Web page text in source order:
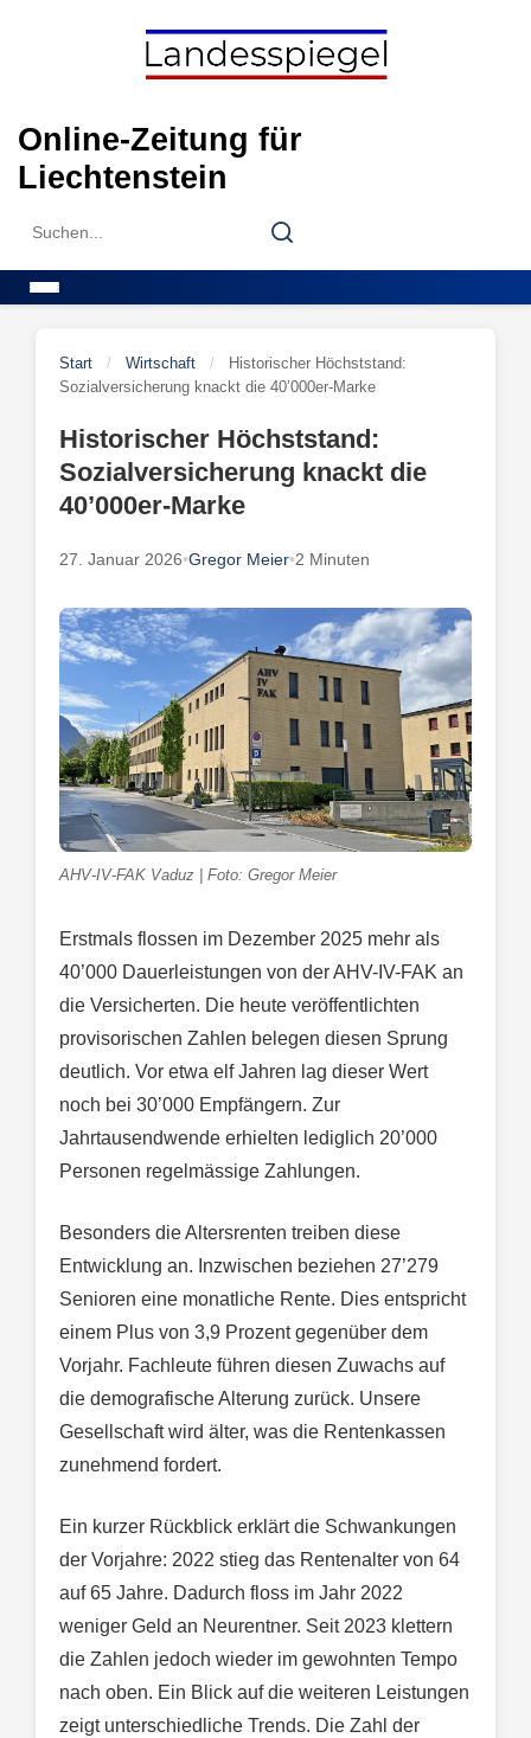
Online-Zeitung für
Liechtenstein
Search
Search
Start / Wirtschaft /
Historischer Höchststand:
Sozialversicherung knackt die 40’000er-Marke
Historischer Höchststand:
Sozialversicherung knackt die
40’000er-Marke
27. Januar 2026•Gregor Meier•2 Minuten
AHV-IV-FAK Vaduz | Foto: Gregor Meier
Erstmals flossen im Dezember 2025 mehr als
40’000 Dauerleistungen von der AHV-IV-FAK an
die Versicherten. Die heute veröffentlichten
provisorischen Zahlen belegen diesen Sprung
deutlich. Vor etwa elf Jahren lag dieser Wert
noch bei 30’000 Empfängern. Zur
Jahrtausendwende erhielten lediglich 20’000
Personen regelmässige Zahlungen.
Besonders die Altersrenten treiben diese
Entwicklung an. Inzwischen beziehen 27’279
Senioren eine monatliche Rente. Dies entspricht
einem Plus von 3,9 Prozent gegenüber dem
Vorjahr. Fachleute führen diesen Zuwachs auf
die demografische Alterung zurück. Unsere
Gesellschaft wird älter, was die Rentenkassen
zunehmend fordert.
Ein kurzer Rückblick erklärt die Schwankungen
der Vorjahre: 2022 stieg das Rentenalter von 64
auf 65 Jahre. Dadurch floss im Jahr 2022
weniger Geld an Neurentner. Seit 2023 klettern
die Zahlen jedoch wieder im gewohnten Tempo
nach oben. Ein Blick auf die weiteren Leistungen
zeigt unterschiedliche Trends. Die Zahl der